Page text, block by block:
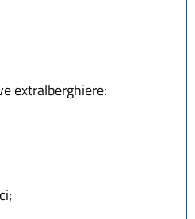
extralberghiere: